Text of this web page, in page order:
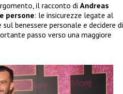
il racconto di Andreas
persone: le insicurezze legate al
benessere personale e decidere di
passo verso una maggiore